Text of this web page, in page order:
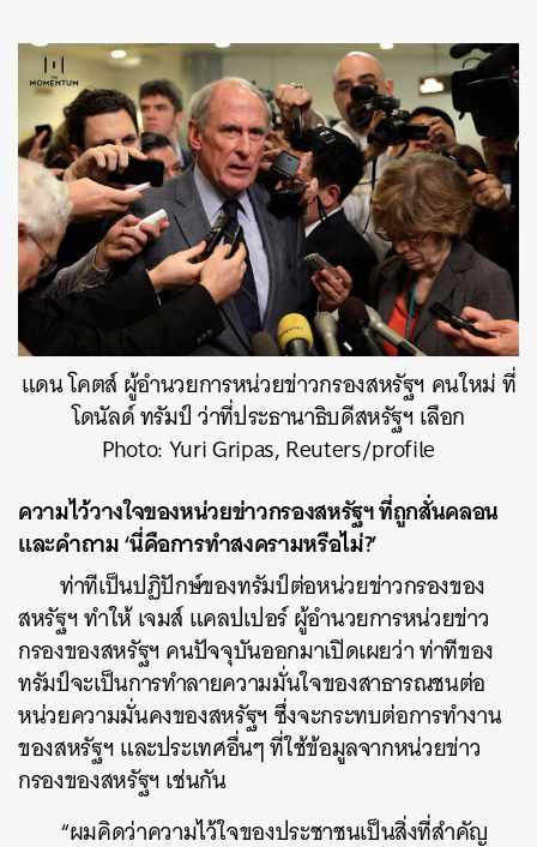
แดน โคตส์ ผู้อำนวยการหน่วยข่าวกรองสหรัฐฯ คนใหม่ ที่
โดนัลด์ ทรัมป์ ว่าที่ประธานาธิบดีสหรัฐฯ เลือก
Photo: Yuri Gripas, Reuters/profile
ความไว้วางใจของหน่วยข่าวกรองสหรัฐฯ ที่ถูกสั่นคลอน
และคำถาม ‘นี่คือการทำสงครามหรือไม่?’
ท่าทีเป็นปฏิปักษ์ของทรัมป์ต่อหน่วยข่าวกรองของ
สหรัฐฯ ทำให้ เจมส์ แคลปเปอร์ ผู้อำนวยการหน่วยข่าว
กรองของสหรัฐฯ คนปัจจุบันออกมาเปิดเผยว่า ท่าทีของ
ทรัมป์จะเป็นการทำลายความมั่นใจของสาธารณชนต่อ
หน่วยความมั่นคงของสหรัฐฯ ซึ่งจะกระทบต่อการทำงาน
ของสหรัฐฯ และประเทศอื่นๆ ที่ใช้ข้อมูลจากหน่วยข่าว
กรองของสหรัฐฯ เช่นกัน
“ผมคิดว่าความไว้ใจของประชาชนเป็นสิ่งที่สำคัญ